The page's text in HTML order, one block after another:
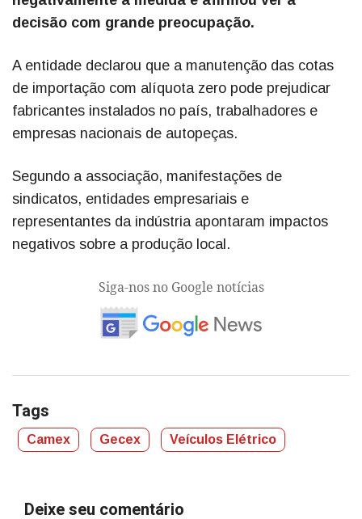
decisão com grande preocupação.
A entidade declarou que a manutenção das cotas
de importação com alíquota zero pode prejudicar
fabricantes instalados no país, trabalhadores e
empresas nacionais de autopeças.
Segundo a associação, manifestações de
sindicatos, entidades empresariais e
representantes da indústria apontaram impactos
negativos sobre a produção local.
Siga-nos no Google notícias
Tags
Camex Gecex Veículos Elétrico
Deixe seu comentário